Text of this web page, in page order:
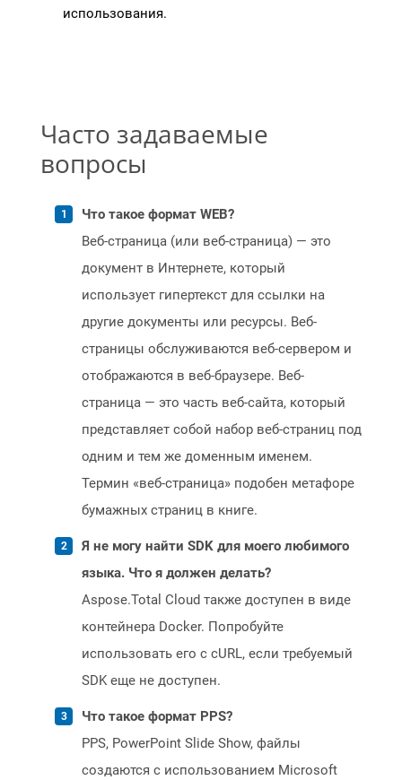
использования.
Часто задаваемые
вопросы
Что такое формат WEB?
Веб-страница (или веб-страница) — это
документ в Интернете, который
использует гипертекст для ссылки на
другие документы или ресурсы. Веб-
страницы обслуживаются веб-сервером и
отображаются в веб-браузере. Веб-
страница — это часть веб-сайта, который
представляет собой набор веб-страниц под
одним и тем же доменным именем.
Термин «веб-страница» подобен метафоре
бумажных страниц в книге.
Я не могу найти SDK для моего любимого
языка. Что я должен делать?
Aspose.Total Cloud также доступен в виде
контейнера Docker. Попробуйте
использовать его с cURL, если требуемый
SDK еще не доступен.
Что такое формат PPS?
PPS, PowerPoint Slide Show, файлы
создаются с использованием Microsoft